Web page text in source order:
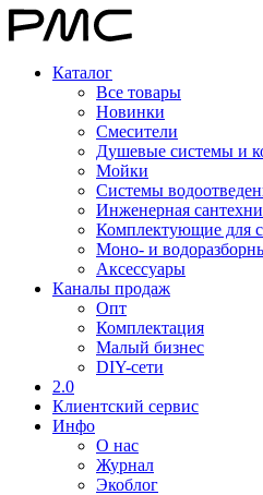
Каталог
Все товары
Новинки
Смесители
Душевые системы и
Мойки
Системы
Инженерная
Комплектующие для
Моно- и
Аксессуары
Каналы продаж
Опт
Комплектация
Малый бизнес
DIY-сети
2.0
Клиентский сервис
Инфо
О нас
Журнал
Экоблог